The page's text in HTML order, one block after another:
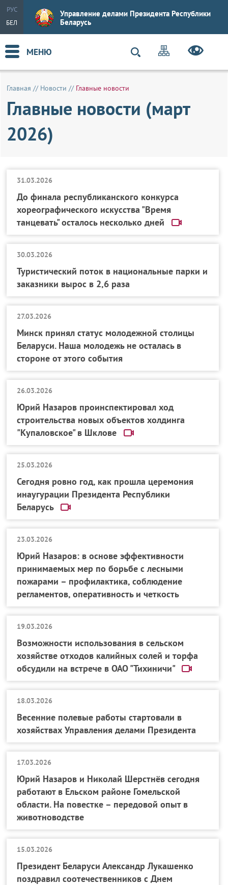
РУС
БЕЛ
Управление делами Президента Республики
Беларусь
МЕНЮ
Главная // Новости // Главные новости
Главные новости (март
2026)
31.03.2026
До финала республиканского конкурса
хореографического искусства "Время
танцевать" осталось несколько дней
30.03.2026
Туристический поток в национальные парки и
заказники вырос в 2,6 раза
27.03.2026
Минск принял статус молодежной столицы
Беларуси. Наша молодежь не осталась в
стороне от этого события
26.03.2026
Юрий Назаров проинспектировал ход
строительства новых объектов холдинга
"Купаловское" в Шклове
25.03.2026
Сегодня ровно год, как прошла церемония
инаугурации Президента Республики
Беларусь
23.03.2026
Юрий Назаров: в основе эффективности
принимаемых мер по борьбе с лесными
пожарами – профилактика, соблюдение
регламентов, оперативность и четкость
19.03.2026
Возможности использования в сельском
хозяйстве отходов калийных солей и торфа
обсудили на встрече в ОАО "Тихиничи"
18.03.2026
Весенние полевые работы стартовали в
хозяйствах Управления делами Президента
17.03.2026
Юрий Назаров и Николай Шерстнёв сегодня
работают в Ельском районе Гомельской
области. На повестке – передовой опыт в
животноводстве
15.03.2026
Президент Беларуси Александр Лукашенко
поздравил соотечественников с Днем